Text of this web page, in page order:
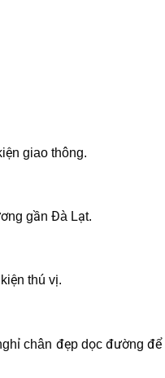
giao thông.
gần Đà Lạt.
thú vị.
chân đẹp dọc đường